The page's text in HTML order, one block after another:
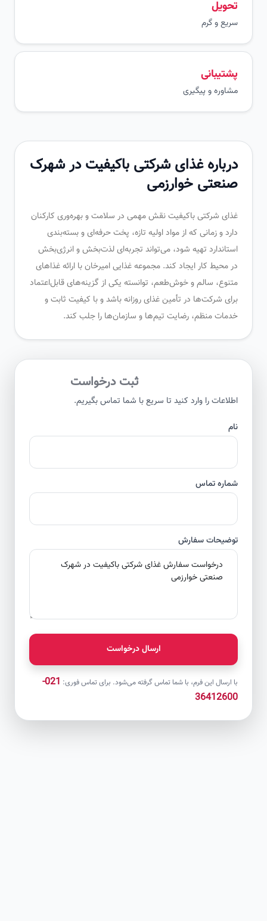
سریع و گرم
پشتیبانی
مشاوره و پیگیری
درباره غذای شرکتی باکیفیت در شهرک
صنعتی خوارزمی
غذای شرکتی باکیفیت نقش مهمی در سلامت و بهره‌وری کارکنان
دارد و زمانی که از مواد اولیه تازه، پخت حرفه‌ای و بسته‌بندی
استاندارد تهیه شود، می‌تواند تجربه‌ای لذت‌بخش و انرژی‌بخش
در محیط کار ایجاد کند. مجموعه غذایی امیرخان با ارائه غذاهای
متنوع، سالم و خوش‌طعم، توانسته یکی از گزینه‌های قابل‌اعتماد
برای شرکت‌ها در تأمین غذای روزانه باشد و با کیفیت ثابت و
خدمات منظم، رضایت تیم‌ها و سازمان‌ها را جلب کند.
ثبت درخواست
اطلاعات را وارد کنید تا سریع با شما تماس بگیریم.
شماره تماس
توضیحات سفارش
ارسال درخواست
با ارسال این فرم، با شما تماس گرفته می‌شود. برای تماس فوری:
021-
36412600